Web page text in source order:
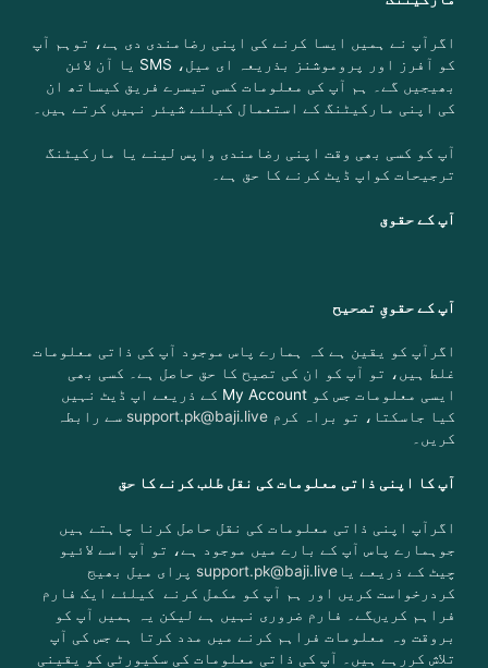
اگرآپ نے ہمیں ایسا کرنے کی اپنی رضامندی دی ہے، توہم آپ
کو آفرز اور پروموشنز بذریعہ ای میل، SMS یا آن لائن
بھیجیں گے۔
ہم آپ کی معلومات کسی تیسرے فریق کیساتھ ان
کی اپنی مارکیٹنگ کے استعمال کیلئے شیئر نہیں کرتے ہیں۔
آپ کو کسی بھی وقت اپنی رضامندی واپس لینے یا مارکیٹنگ
ترجیحات کواپ ڈیٹ کرنے کا حق ہے۔
آپ کے حقوق
آپ کے حقوقِ تصحیح
اگرآپ کو یقین ہے کہ ہمارے پاس موجود آپ کی ذاتی معلومات
غلط ہیں، تو آپ کو ان کی تصیح کا حق حاصل ہے۔ کسی بھی
ایسی معلومات جس کو My Account کے ذریعے اپ ڈیٹ نہیں
کیا جاسکتا، تو براہ کرم support.pk@baji.live سے رابطہ
کریں۔
آپ کا اپنی ذاتی معلومات کی نقل طلب کرنے کا حق
اگرآپ اپنی ذاتی معلومات کی نقل حاصل کرنا چاہتے ہیں
جوہمارے پاس آپ کے بارے میں موجود ہے، تو آپ اسے لائیو
چیٹ کے ذریعے یا support.pk@baji.live پرای میل بھیج
کردرخواست کریں اور ہم آپ کو مکمل کرنے کیلئے ایک فارم
فراہم کریںگے۔
فارم ضروری نہیں ہے لیکن یہ ہمیں آپ کو
بروقت وہ معلومات فراہم کرنے میں مدد کرتا ہے جس کی آپ
تلاش کررہے ہیں۔
آپ کی ذاتی معلومات کی سکیورٹی کو یقینی